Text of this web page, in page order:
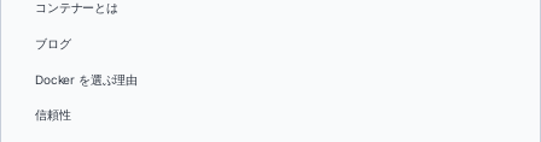
コンテナーとは
ブログ
Docker を選ぶ理由
信頼性